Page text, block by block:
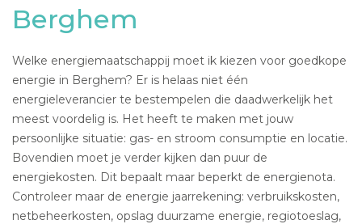
Berghem
Welke energiemaatschappij moet ik kiezen voor goedkope
energie in Berghem? Er is helaas niet één
energieleverancier te bestempelen die daadwerkelijk het
meest voordelig is. Het heeft te maken met jouw
persoonlijke situatie: gas- en stroom consumptie en locatie.
Bovendien moet je verder kijken dan puur de
energiekosten. Dit bepaalt maar beperkt de energienota.
Controleer maar de energie jaarrekening: verbruikskosten,
netbeheerkosten, opslag duurzame energie, regiotoeslag,